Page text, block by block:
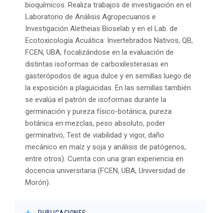
bioquímicos. Realiza trabajos de investigación en el
Laboratorio de Análisis Agropecuarios e
Investigación Aletheias Bioselab y en el Lab. de
Ecotoxicología Acuática: Invertebrados Nativos, QB,
FCEN, UBA, focalizándose en la evaluación de
distintas isoformas de carboxilesterasas en
gasterópodos de agua dulce y en semillas luego de
la exposición a plaguicidas. En las semillas también
se evalúa el patrón de isoformas durante la
germinación y pureza físico-botánica, pureza
botánica en mezclas, peso absoluto, poder
germinativo, Test de viabilidad y vigor, daño
mecánico en maíz y soja y análisis de patógenos,
entre otros). Cuenta con una gran experiencia en
docencia universitaria (FCEN, UBA, Universidad de
Morón).